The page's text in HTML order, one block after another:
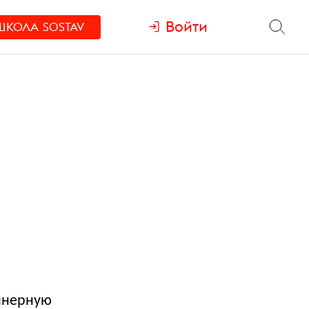
SOSTAV Войти